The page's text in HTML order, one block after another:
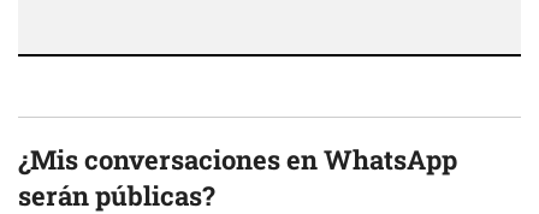
¿Mis conversaciones en WhatsApp
serán públicas?